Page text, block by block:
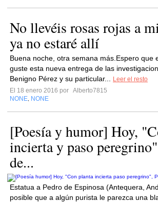
No llevéis rosas rojas a
ya no estaré allí
Buena noche, otra semana más.Espero que
guste esta nueva entrega de las
Benigno Pérez y su particular...
Leer el resto
El 18 enero 2016 por Alberto7815
NONE NONE
[Poesía y humor] Hoy,
incierta y paso
de...
Estatua a Pedro de Espinosa (Antequera,
posible que a algún purista le parezca una